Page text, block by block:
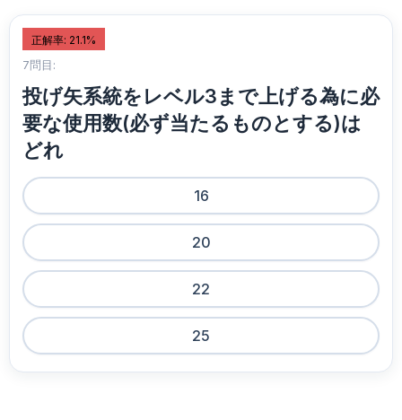
正解率: 21.1%
7問目:
投げ矢系統をレベル3まで上げる為に必
要な使用数(必ず当たるものとする)は
どれ
16
20
22
25